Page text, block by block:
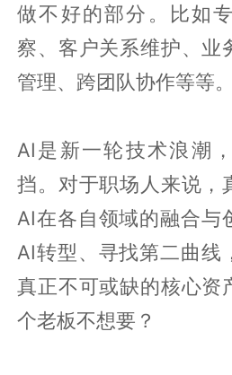
做不好的部分。比如
察、客户关系维护、业
管理、跨团队协作等等。
AI是新一轮技术浪潮
挡。对于职场人来说，
AI在各自领域的融合与
AI转型、寻找第二曲线
真正不可或缺的核心资
个老板不想要？